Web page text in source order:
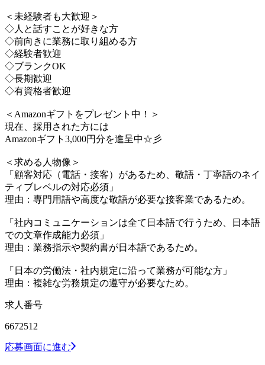
＜未経験者も大歓迎＞
◇人と話すことが好きな方
◇前向きに業務に取り組める方
◇経験者歓迎
◇ブランクOK
◇長期歓迎
◇有資格者歓迎
＜Amazonギフトをプレゼント中！＞
現在、採用された方には
Amazonギフト3,000円分を進呈中☆彡
＜求める人物像＞
「顧客対応（電話・接客）があるため、敬語・丁寧語のネイ
ティブレベルの対応必須」
理由：専門用語や高度な敬語が必要な接客業であるため。
「社内コミュニケーションは全て日本語で行うため、日本語
での文章作成能力必須」
理由：業務指示や契約書が日本語であるため。
「日本の労働法・社内規定に沿って業務が可能な方」
理由：複雑な労務規定の遵守が必要なため。
求人番号
6672512
応募画面に進む